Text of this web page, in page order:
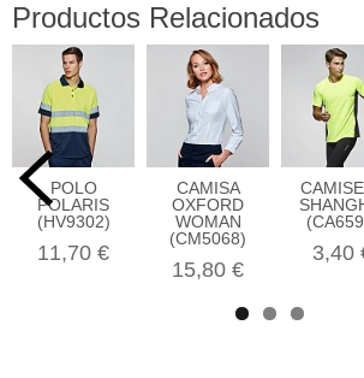
Productos Relacionados
POLO
POLARIS
(HV9302)
11,70 €
CAMISA
OXFORD
WOMAN
(CM5068)
15,80 €
3,40